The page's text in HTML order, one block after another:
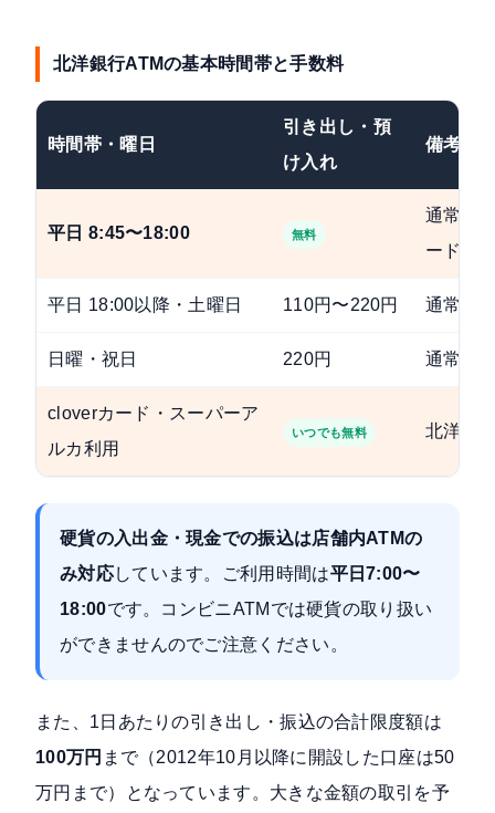
北洋銀行ATMの基本時間帯と手数料
時間帯・曜日
引き出し・預
け入れ
備考
平日 8:45〜18:00 無料
通常カ
ード共
平日 18:00以降・土曜日 110円〜220円 通常カ
日曜・祝日 220円 通常カ
cloverカード・スーパーア
ルカ利用
いつでも無料 北洋銀
硬貨の入出金・現金での振込は店舗内ATMの
み対応しています。ご利用時間は平日7:00〜
18:00です。コンビニATMでは硬貨の取り扱い
ができませんのでご注意ください。
また、1日あたりの引き出し・振込の合計限度額は
100万円 まで（2012年10月以降に開設した口座は50
万円まで）となっています。大きな金額の取引を予